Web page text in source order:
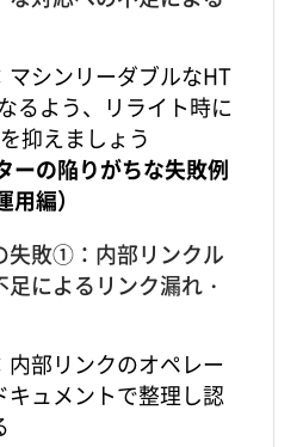
マシンリーダブルなHT
るよう、リライト時に
抑えましょう
ーの陥りがちな失敗例
編）
失敗①：内部リンクル
によるリンク漏れ・
内部リンクのオペレー
キュメントで整理し認